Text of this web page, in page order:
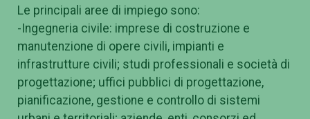
Le principali aree di impiego sono:
-Ingegneria civile: imprese di costruzione e
manutenzione di opere civili, impianti e
infrastrutture civili; studi professionali e società di
progettazione; uffici pubblici di progettazione,
pianificazione, gestione e controllo di sistemi